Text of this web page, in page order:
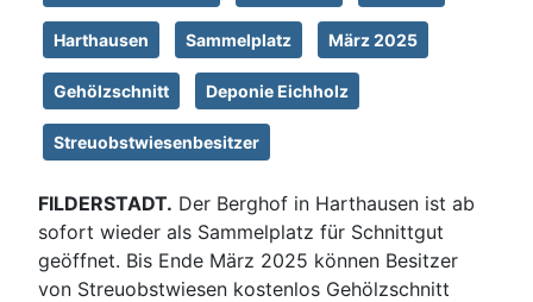
Harthausen Sammelplatz März 2025
Gehölzschnitt Deponie Eichholz
Streuobstwiesenbesitzer
FILDERSTADT. Der Berghof in Harthausen ist ab
sofort wieder als Sammelplatz für Schnittgut
geöffnet. Bis Ende März 2025 können Besitzer
von Streuobstwiesen kostenlos Gehölzschnitt